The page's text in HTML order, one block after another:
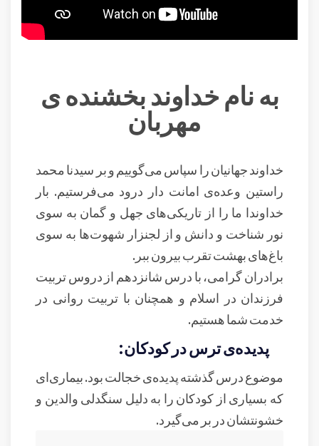
به نام خداوند بخشنده ی
مهربان
خداوند جهانیان را سپاس می‌گوییم و بر سیدنا محمد
راستین وعده‌ی امانت دار درود می‌فرستیم. بار
خداوندا ما را از تاریکی‌های جهل و گمان به سوی
نور شناخت و دانش و از لجنزار شهوت‌ها به سوی
باغ‌های بهشت تقرب بیرون ببر.
برادران گرامی، با درس شانزدهم از دروس تربیت
فرزندان در اسلام و همچنان با تربیت روانی در
خدمت شما هستیم.
پدیده‌ی ترس در کودکان:
موضوع درس گذشته پدیده‌ی خجالت بود. بیماری‌ای
که بسیاری از کودکان را به دلیل سنگدلی والدین و
خشونتشان در بر می‌گیرد.